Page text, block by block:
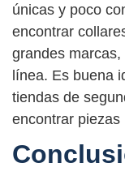
únicas y poco
encontrar
grandes
línea. Es buena
tiendas de
encontrar piezas